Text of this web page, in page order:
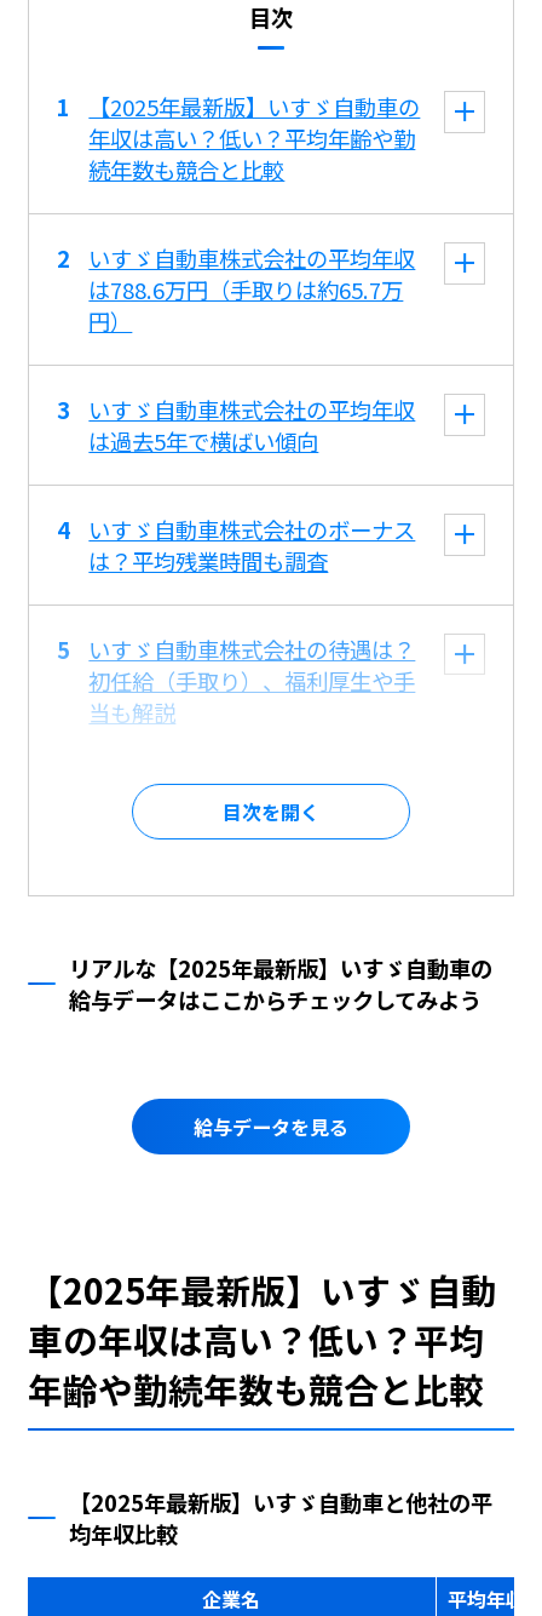
目次
【2025年最新版】いすゞ自動車の
年収は高い？低い？平均年齢や勤
続年数も競合と比較
いすゞ自動車株式会社の平均年収
は788.6万円（手取りは約65.7万
円）
いすゞ自動車株式会社の平均年収
は過去5年で横ばい傾向
いすゞ自動車株式会社のボーナス
は？平均残業時間も調査
いすゞ自動車株式会社の待遇は？
初任給（手取り）、福利厚生や手
当も解説
目次を
リアルな【2025年最新版】いすゞ自動車の
給与データはここからチェックしてみよう
給与データを見る
【2025年最新版】いすゞ自動
車の年収は高い？低い？平均
年齢や勤続年数も競合と比較
【2025年最新版】いすゞ自動車と他社の平
均年収比較
企業名
平均年収